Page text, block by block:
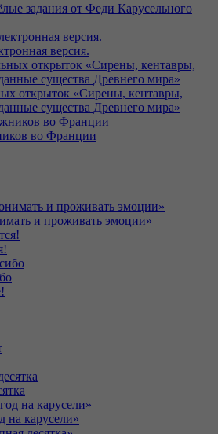
задания от Феди Карусельного
версия.
открыток «Сирены, кентавры,
существа Древнего мира»
во Франции
и проживать эмоции»
карусели»